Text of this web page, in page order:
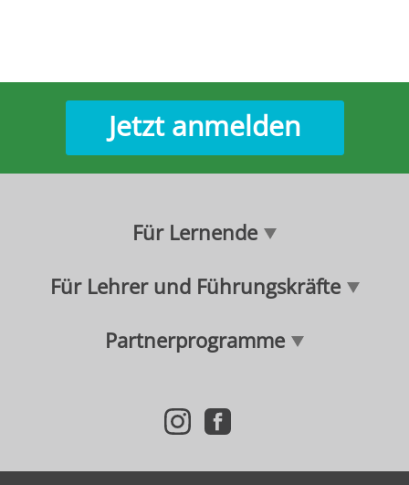
Jetzt anmelden
Für Lernende
Für Lehrer und Führungskräfte
Partnerprogramme
i
t
f
e